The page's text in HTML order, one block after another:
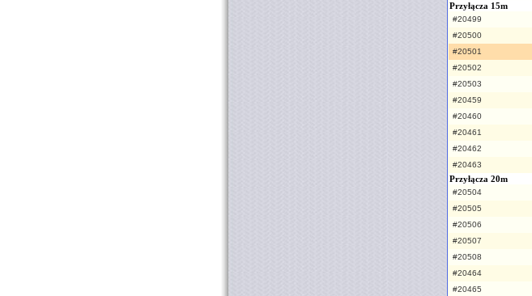
Przyłącza 15m
#20499
#20500
#20501
#20502
#20503
#20459
#20460
#20461
#20462
#20463
Przyłącza 20m
#20504
#20505
#20506
#20507
#20508
#20464
#20465